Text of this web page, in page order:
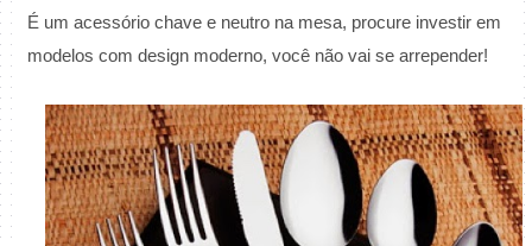
É um acessório chave e neutro na mesa, procure investir em
modelos com design moderno, você não vai se arrepender!